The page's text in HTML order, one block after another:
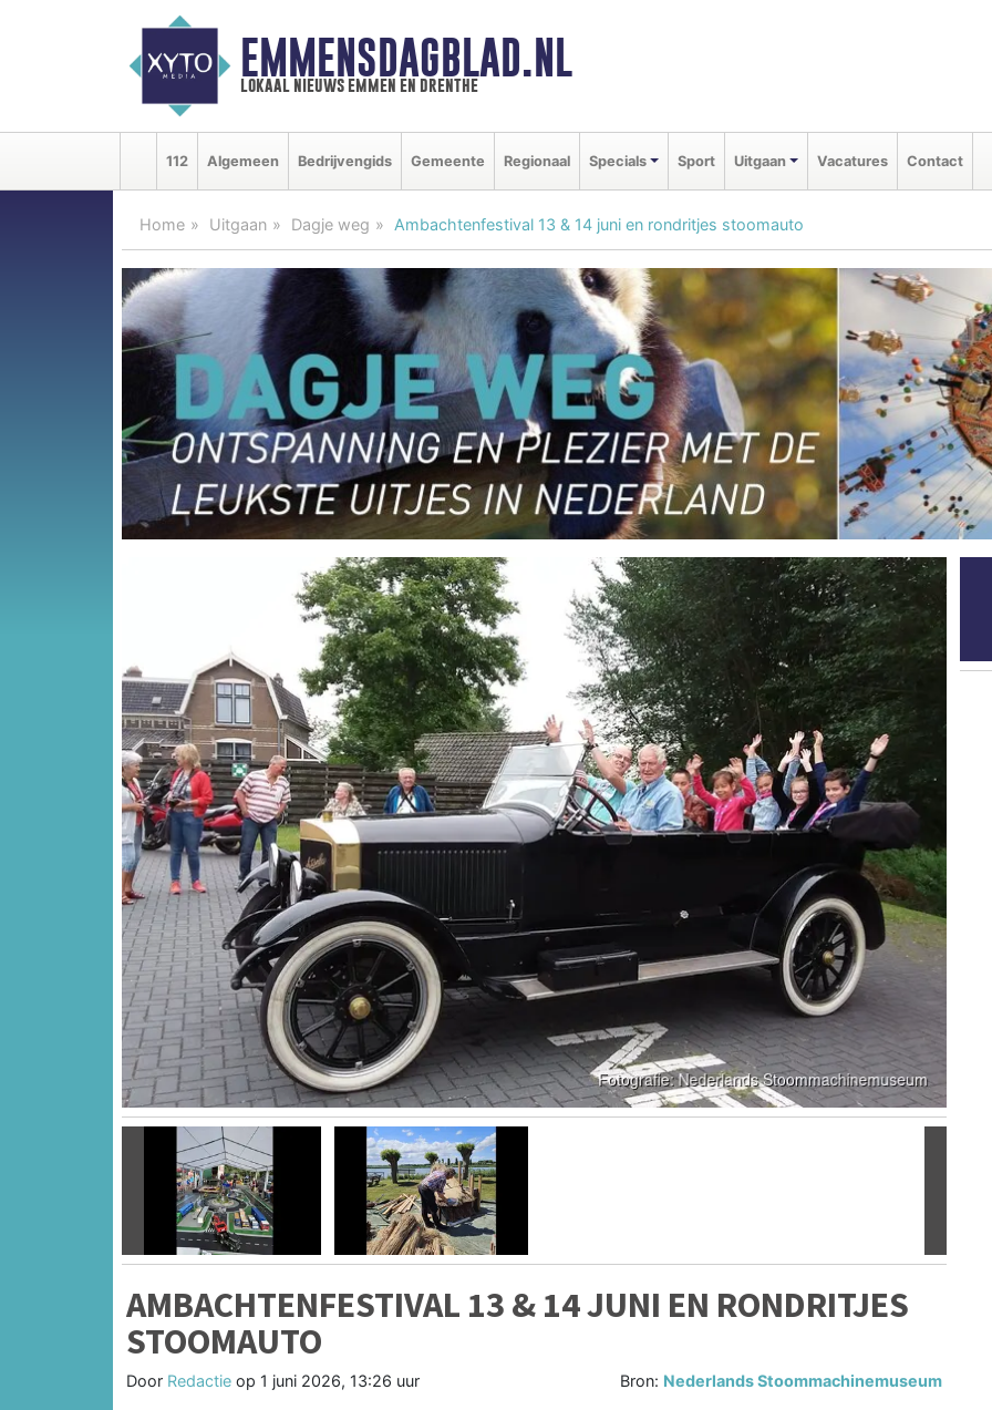
EMMENSDAGBLAD.NL
lokaal nieuws emmen en drenthe
112 Algemeen Bedrijvengids Gemeente Regionaal Specials Sport Uitgaan Vacatures Contact
Home Uitgaan Dagje weg Ambachtenfestival 13 & 14 juni en rondritjes stoomauto
Vorige
AMBACHTENFESTIVAL 13 & 14 JUNI EN RONDRITJES
STOOMAUTO
Door Redactie op 1 juni 2026, 13:26 uur Bron: Nederlands Stoommachinemuseum